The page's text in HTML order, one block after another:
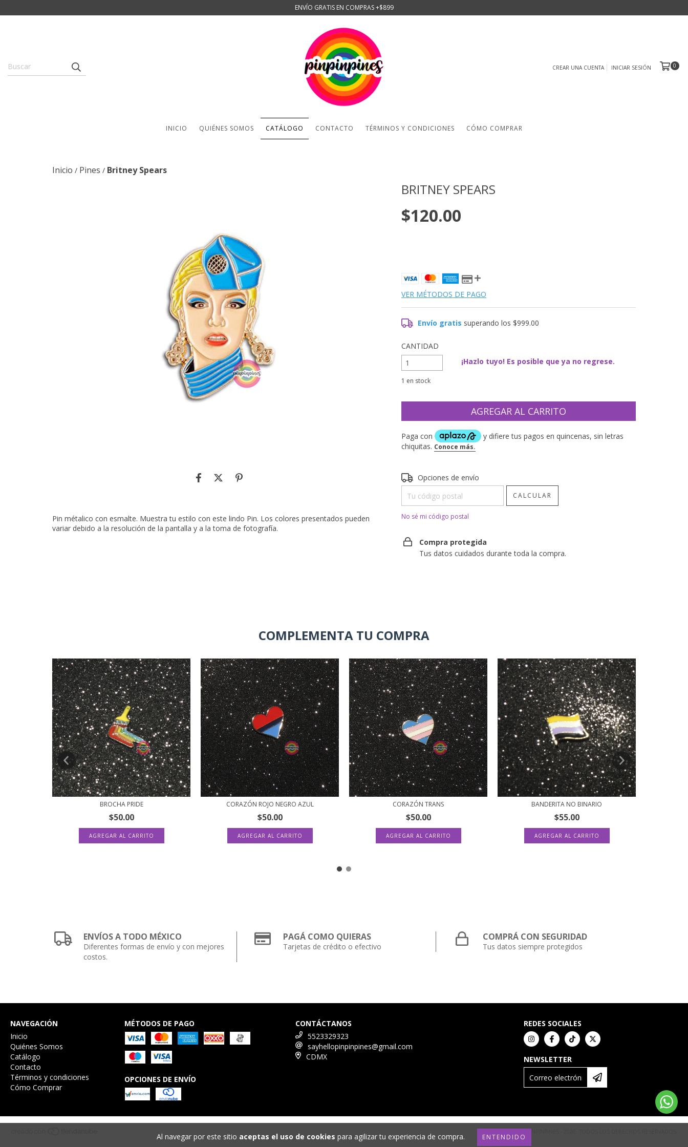
Al navegar por este sitio aceptas el uso de cookies para agilizar tu experiencia de compra. ENTENDIDO
ENVÍO GRATIS EN COMPRAS +$899
CREAR UNA CUENTA INICIAR SESIÓN 0
INICIO QUIÉNES SOMOS CATÁLOGO CONTACTO TÉRMINOS Y CONDICIONES CÓMO COMPRAR
Inicio / Pines / Britney Spears
Pin métalico con esmalte. Muestra tu estilo con este lindo Pin. Los colores presentados pueden
variar debido a la resolución de la pantalla y a la toma de fotografía.
BRITNEY SPEARS
$120.00
VER MÉTODOS DE PAGO
Envío gratis superando los$999.00
CANTIDAD
1 en stock
¡Hazlo tuyo! Es posible que ya no regrese.
Entregas para el CP:
Opciones de envío
CALCULAR
No sé mi código postal
Compra protegida
Tus datos cuidados durante toda la compra.
COMPLEMENTA TU COMPRA
BROCHA PRIDE
$50.00
CORAZÓN ROJO NEGRO AZUL
$50.00
CORAZÓN TRANS
$50.00
BANDERITA NO BINARIO
$55.00
ENVÍOS A TODO MÉXICO
Diferentes formas de envío y con mejores
costos.
PAGÁ COMO QUIERAS
Tarjetas de crédito o efectivo
COMPRÁ CON SEGURIDAD
Tus datos siempre protegidos
NAVEGACIÓN
Inicio
Quiénes Somos
Catálogo
Contacto
Términos y condiciones
Cómo Comprar
MÉTODOS DE PAGO
OPCIONES DE ENVÍO
CONTÁCTANOS
5523329323
sayhellopinpinpines@gmail.com
CDMX
REDES SOCIALES
NEWSLETTER